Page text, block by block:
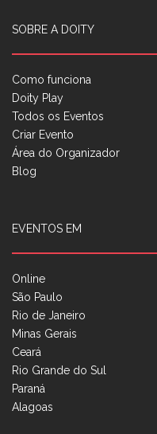
SOBRE A DOITY
Como funciona
Doity Play
Todos os Eventos
Criar Evento
Área do Organizador
Blog
EVENTOS EM
Online
São Paulo
Rio de Janeiro
Minas Gerais
Ceará
Rio Grande do Sul
Paraná
Alagoas